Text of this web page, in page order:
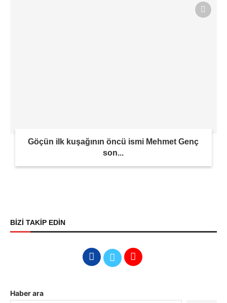
Göçün ilk kuşağının öncü ismi Mehmet Genç
son...
BİZİ TAKİP EDİN
Haber ara